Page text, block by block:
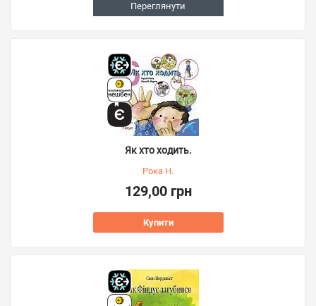
Переглянути
Як хто ходить.
Рока Н.
129,00 грн
Купити